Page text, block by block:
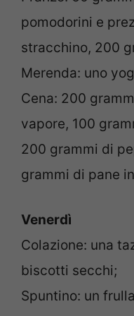
pomodorini e
stracchino, 200
Merenda: uno
Cena: 200
vapore, 100
200 grammi di
grammi di pane
Venerdì
Colazione: una
biscotti secchi;
Spuntino: un